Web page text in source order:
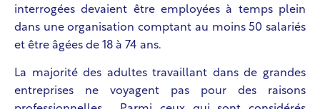
interrogées devaient être employées à temps plein
dans une organisation comptant au moins 50 salariés
et être âgées de 18 à 74 ans.
La majorité des adultes travaillant dans de grandes
entreprises ne voyagent pas pour des raisons